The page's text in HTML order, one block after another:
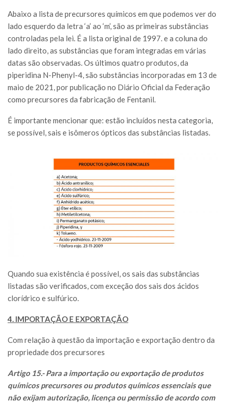
Abaixo a lista de precursores químicos em que podemos ver do
lado esquerdo da letra ‘a’ ao ‘m’, são as primeiras substâncias
controladas pela lei. É a lista original de 1997. e a coluna do
lado direito, as substâncias que foram integradas em várias
datas são observadas. Os últimos quatro produtos, da
piperidina N-Phenyl-4, são substâncias incorporadas em 13 de
maio de 2021, por publicação no Diário Oficial da Federação
como precursores da fabricação de Fentanil.
É importante mencionar que: estão incluídos nesta categoria,
se possível, sais e isômeros ópticos das substâncias listadas.
Quando sua existência é possível, os sais das substâncias
listadas são verificados, com exceção dos sais dos ácidos
clorídrico e sulfúrico.
4. IMPORTAÇÃO E EXPORTAÇÃO
Com relação à questão da importação e exportação dentro da
propriedade dos precursores
Artigo 15.- Para a importação ou exportação de produtos
químicos precursores ou produtos químicos essenciais que
não exijam autorização, licença ou permissão de acordo com